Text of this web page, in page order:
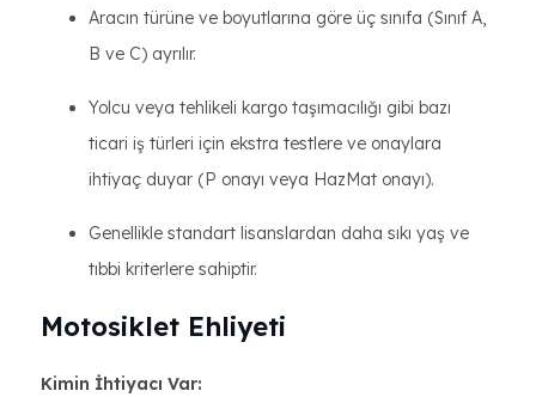
Aracın türüne ve boyutlarına göre üç sınıfa (Sınıf A,
B ve C) ayrılır.
Yolcu veya tehlikeli kargo taşımacılığı gibi bazı
ticari iş türleri için ekstra testlere ve onaylara
ihtiyaç duyar (P onayı veya HazMat onayı).
Genellikle standart lisanslardan daha sıkı yaş ve
tıbbi kriterlere sahiptir.
Motosiklet Ehliyeti
Kimin İhtiyacı Var: